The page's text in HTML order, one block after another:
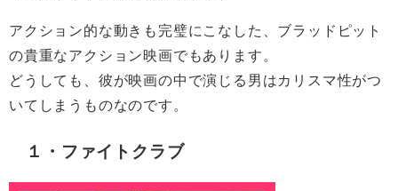
アクション的な動きも完璧にこなした、ブラッドピット
の貴重なアクション映画でもあります。
どうしても、彼が映画の中で演じる男はカリスマ性がつ
いてしまうものなのです。
１・ファイトクラブ